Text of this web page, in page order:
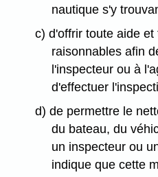
nautique s'y
c) d'offrir toute aide
raisonnables afin
l'inspecteur ou à
d'effectuer
d) de permettre le
du bateau, du
un inspecteur ou
indique que cette